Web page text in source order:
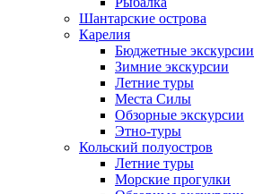
Шантарские острова
Карелия
Бюджетные экскурсии
Зимние экскурсии
Летние туры
Места Силы
Обзорные экскурсии
Этно-туры
Кольский полуостров
Летние туры
Морские прогулки